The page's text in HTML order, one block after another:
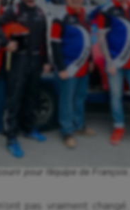
Gymnastique rythmique
Haltérophilie
Handisport
Jeux Olympiques et
pour l’équipe de
pas vraiment